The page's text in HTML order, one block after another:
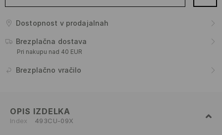
Dostopnost v prodajalnah
Brezplačna dostava
Pri nakupu nad 40 EUR
Brezplačno vračilo
OPIS IZDELKA
Index 493CU-09X